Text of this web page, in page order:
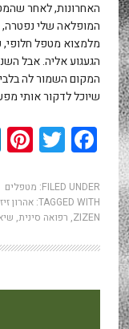
האחרונות, לאחר
המופלאה שלי נפטרה,
מלמצוא מטפל
הגעגוע אליה. אבל
המקום השמור לה
שיוכל לדקור אותי
FILED UNDER: מטפלים
TAGGED WITH: אהרון
ZIZEN
, רפואה סינית,